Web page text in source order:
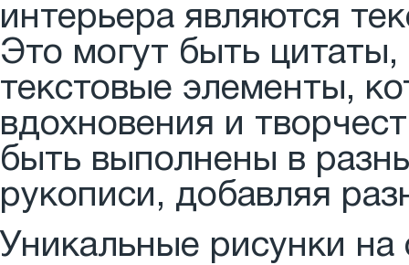
интерьера являются
Это могут быть
текстовые элементы,
вдохновения и
быть выполнены в
рукописи, добавляя
Уникальные рисунки